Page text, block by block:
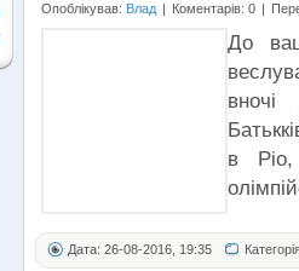
Опоблікував: Влад | Коментарів: 0 |
До
в
Дата: 26-08-2016, 19:35